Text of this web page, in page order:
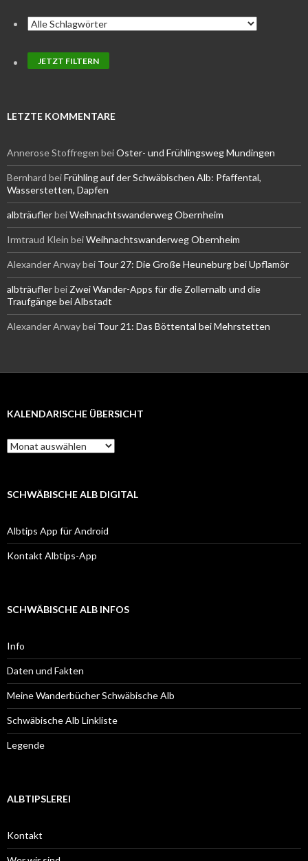
LETZTE KOMMENTARE
Annerose Stoffregen beiOster- und Frühlingsweg Mundingen
Bernhard beiFrühling auf der Schwäbischen Alb: Pfaffental,
Wasserstetten, Dapfen
albträuflerbeiWeihnachtswanderweg Obernheim
Irmtraud Klein beiWeihnachtswanderweg Obernheim
Alexander Arwaybei Tour 27: Die Große Heuneburg bei Upflamör
albträuflerbei Zwei Wander-Apps für die Zollernalb und die
Traufgänge bei Albstadt
Alexander Arwaybei Tour 21: Das Böttental bei Mehrstetten
KALENDARISCHE ÜBERSICHT
Kalendarische
Übersicht
SCHWÄBISCHE ALB DIGITAL
Albtips App für Android
Kontakt Albtips-App
SCHWÄBISCHE ALB INFOS
Info
Daten und Fakten
Meine Wanderbücher Schwäbische Alb
Schwäbische Alb Linkliste
Legende
ALBTIPSLEREI
Kontakt